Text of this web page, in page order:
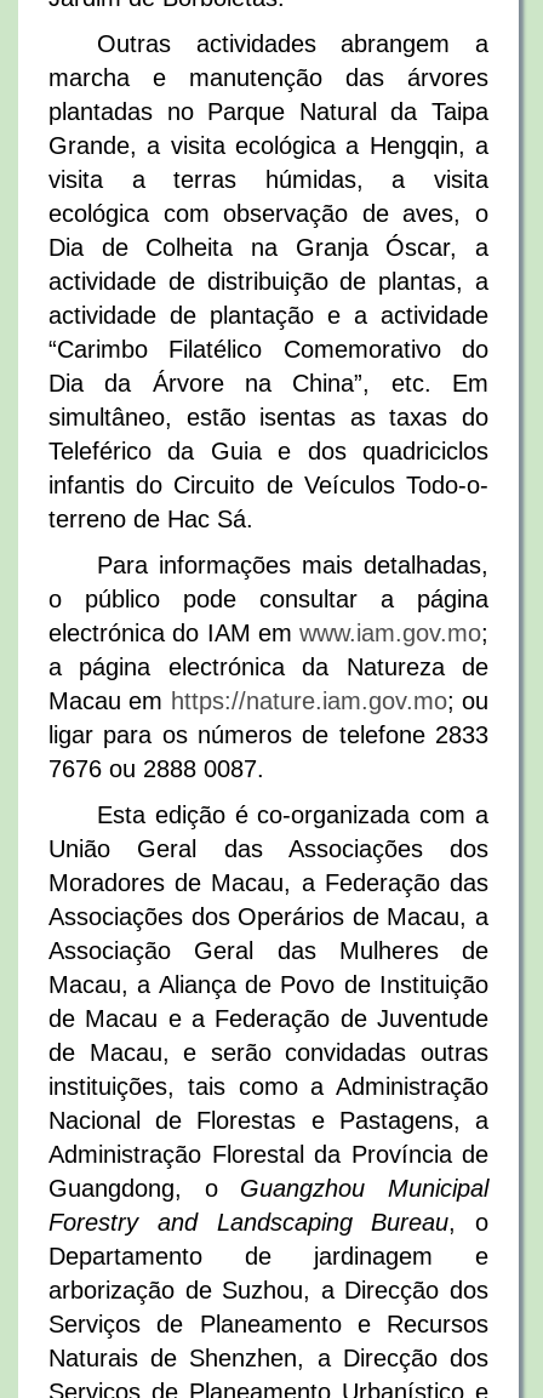
Outras actividades abrangem a
marcha e manutenção das árvores
plantadas no Parque Natural da Taipa
Grande, a visita ecológica a Hengqin, a
visita a terras húmidas, a visita
ecológica com observação de aves, o
Dia de Colheita na Granja Óscar, a
actividade de distribuição de plantas, a
actividade de plantação e a actividade
“Carimbo Filatélico Comemorativo do
Dia da Árvore na China”, etc. Em
simultâneo, estão isentas as taxas do
Teleférico da Guia e dos quadriciclos
infantis do Circuito de Veículos Todo-o-
terreno de Hac Sá.
Para informações mais detalhadas,
o público pode consultar a página
electrónica do IAM em www.iam.gov.mo;
a página electrónica da Natureza de
Macau em https://nature.iam.gov.mo; ou
ligar para os números de telefone 2833
7676 ou 2888 0087.
Esta edição é co-organizada com a
União Geral das Associações dos
Moradores de Macau, a Federação das
Associações dos Operários de Macau, a
Associação Geral das Mulheres de
Macau, a Aliança de Povo de Instituição
de Macau e a Federação de Juventude
de Macau, e serão convidadas outras
instituições, tais como a Administração
Nacional de Florestas e Pastagens, a
Administração Florestal da Província de
Guangdong, o Guangzhou Municipal
Forestry and Landscaping Bureau, o
Departamento de jardinagem e
arborização de Suzhou, a Direcção dos
Serviços de Planeamento e Recursos
Naturais de Shenzhen, a Direcção dos
Serviços de Planeamento Urbanístico e